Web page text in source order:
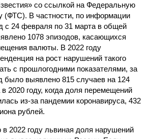
со ссылкой на Федеральную
(ФТС). В частности, по информации
с 24 февраля по 31 марта в общей
1078 эпизодов, касающихся
валюты. В 2022 году
на рост нарушений такого
с прошлогодними показателями, за
было выявлено 815 случаев на 124
2020 году, когда доля перемещений
из-за пандемии коронавируса, 432
рублей.
в 2022 году львиная доля нарушений